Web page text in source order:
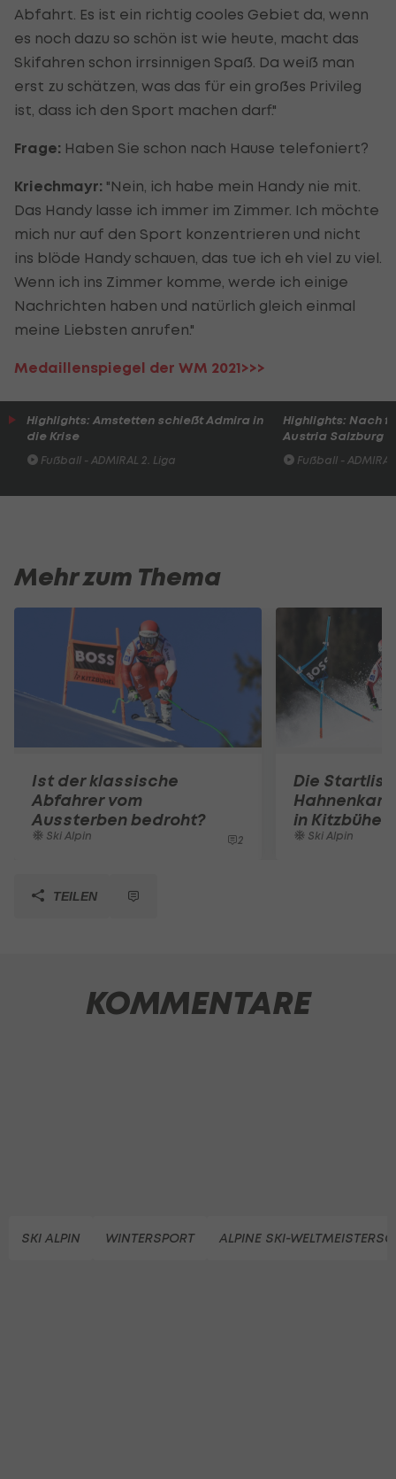
Abfahrt. Es ist ein richtig cooles Gebiet da, wenn
es noch dazu so schön ist wie heute, macht das
Skifahren schon irrsinnigen Spaß. Da weiß man
erst zu schätzen, was das für ein großes Privileg
ist, dass ich den Sport machen darf."
Frage: Haben Sie schon nach Hause telefoniert?
Kriechmayr: "Nein, ich habe mein Handy nie mit.
Das Handy lasse ich immer im Zimmer. Ich möchte
mich nur auf den Sport konzentrieren und nicht
ins blöde Handy schauen, das tue ich eh viel zu viel.
Wenn ich ins Zimmer komme, werde ich einige
Nachrichten haben und natürlich gleich einmal
meine Liebsten anrufen."
Medaillenspiegel der WM 2021>>>
Highlights: Amstetten schießt Admira in
die Krise
Fußball - ADMIRAL 2. Liga
Highlights: Nach
Austria Salzburg
Fußball -
Mehr zum Thema
Ist der klassische
Abfahrer vom
Aussterben bedroht?
Ski Alpin 2
Die
in Kitzbühel
Ski Alpin
TEILEN
KOMMENTARE
SKI ALPIN WINTERSPORT ALPINE SKI-